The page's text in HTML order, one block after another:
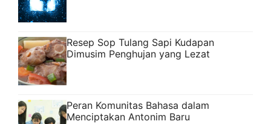
Resep Sop Tulang Sapi Kudapan
Dimusim Penghujan yang Lezat
Peran Komunitas Bahasa dalam
Menciptakan Antonim Baru